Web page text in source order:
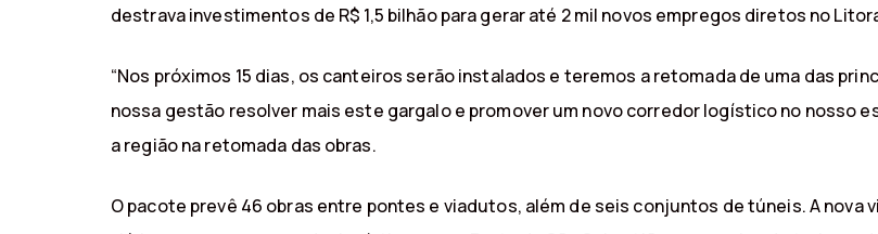
destrava investimentos de R$ 1,5 bilhão para gerar até 2 mil novos empregos diretos no
“Nos próximos 15 dias, os canteiros serão instalados e teremos a retomada de uma das
nossa gestão resolver mais este gargalo e promover um novo corredor logístico no nosso
a região na retomada das obras.
O pacote prevê 46 obras entre pontes e viadutos, além de seis conjuntos de túneis. A nova